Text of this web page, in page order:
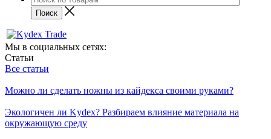
Мы в социальных сетях:
Статьи
Все статьи
Можно ли сделать ножны из кайдекса своими руками?
Экологичен ли Kydex? Разбираем влияние материала на
окружающую среду